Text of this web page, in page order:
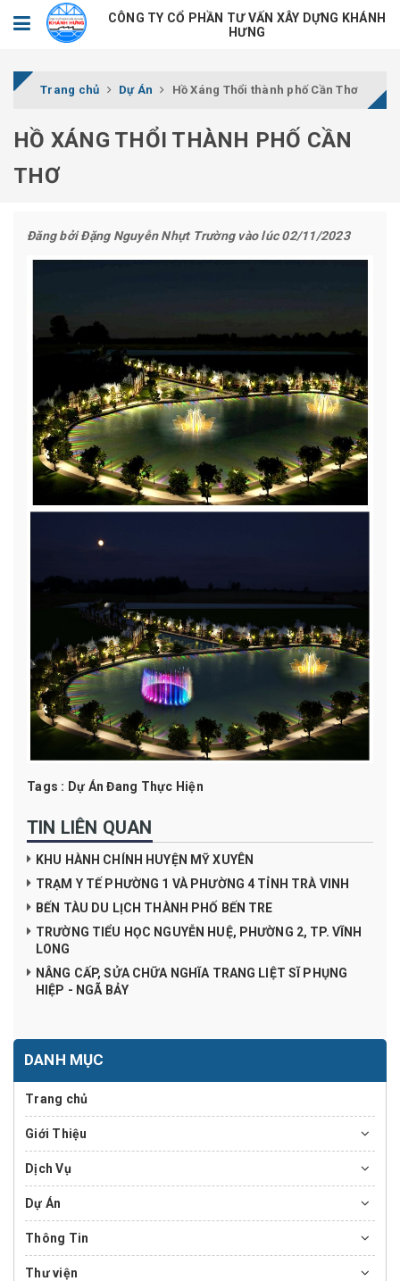
CÔNG TY CỔ PHẦN TƯ VẤN XÂY DỰNG KHÁNH
HƯNG
Trang chủ Dự Án Hồ Xáng Thổi thành phố Cần Thơ
HỒ XÁNG THỔI THÀNH PHỐ CẦN
THƠ
Đăng bởiĐặng Nguyễn Nhựt Trườngvào lúc 02/11/2023
Tags : Dự Án Đang Thực Hiện
TIN LIÊN QUAN
KHU HÀNH CHÍNH HUYỆN MỸ XUYÊN
TRẠM Y TẾ PHƯỜNG 1 VÀ PHƯỜNG 4 TỈNH TRÀ VINH
BẾN TÀU DU LỊCH THÀNH PHỐ BẾN TRE
TRƯỜNG TIỂU HỌC NGUYỄN HUỆ, PHƯỜNG 2, TP. VĨNH
LONG
NÂNG CẤP, SỬA CHỮA NGHĨA TRANG LIỆT SĨ PHỤNG
HIỆP - NGÃ BẢY
DANH MỤC
Trang chủ
Giới Thiệu
Dịch Vụ
Dự Án
Thông Tin
Thư viện